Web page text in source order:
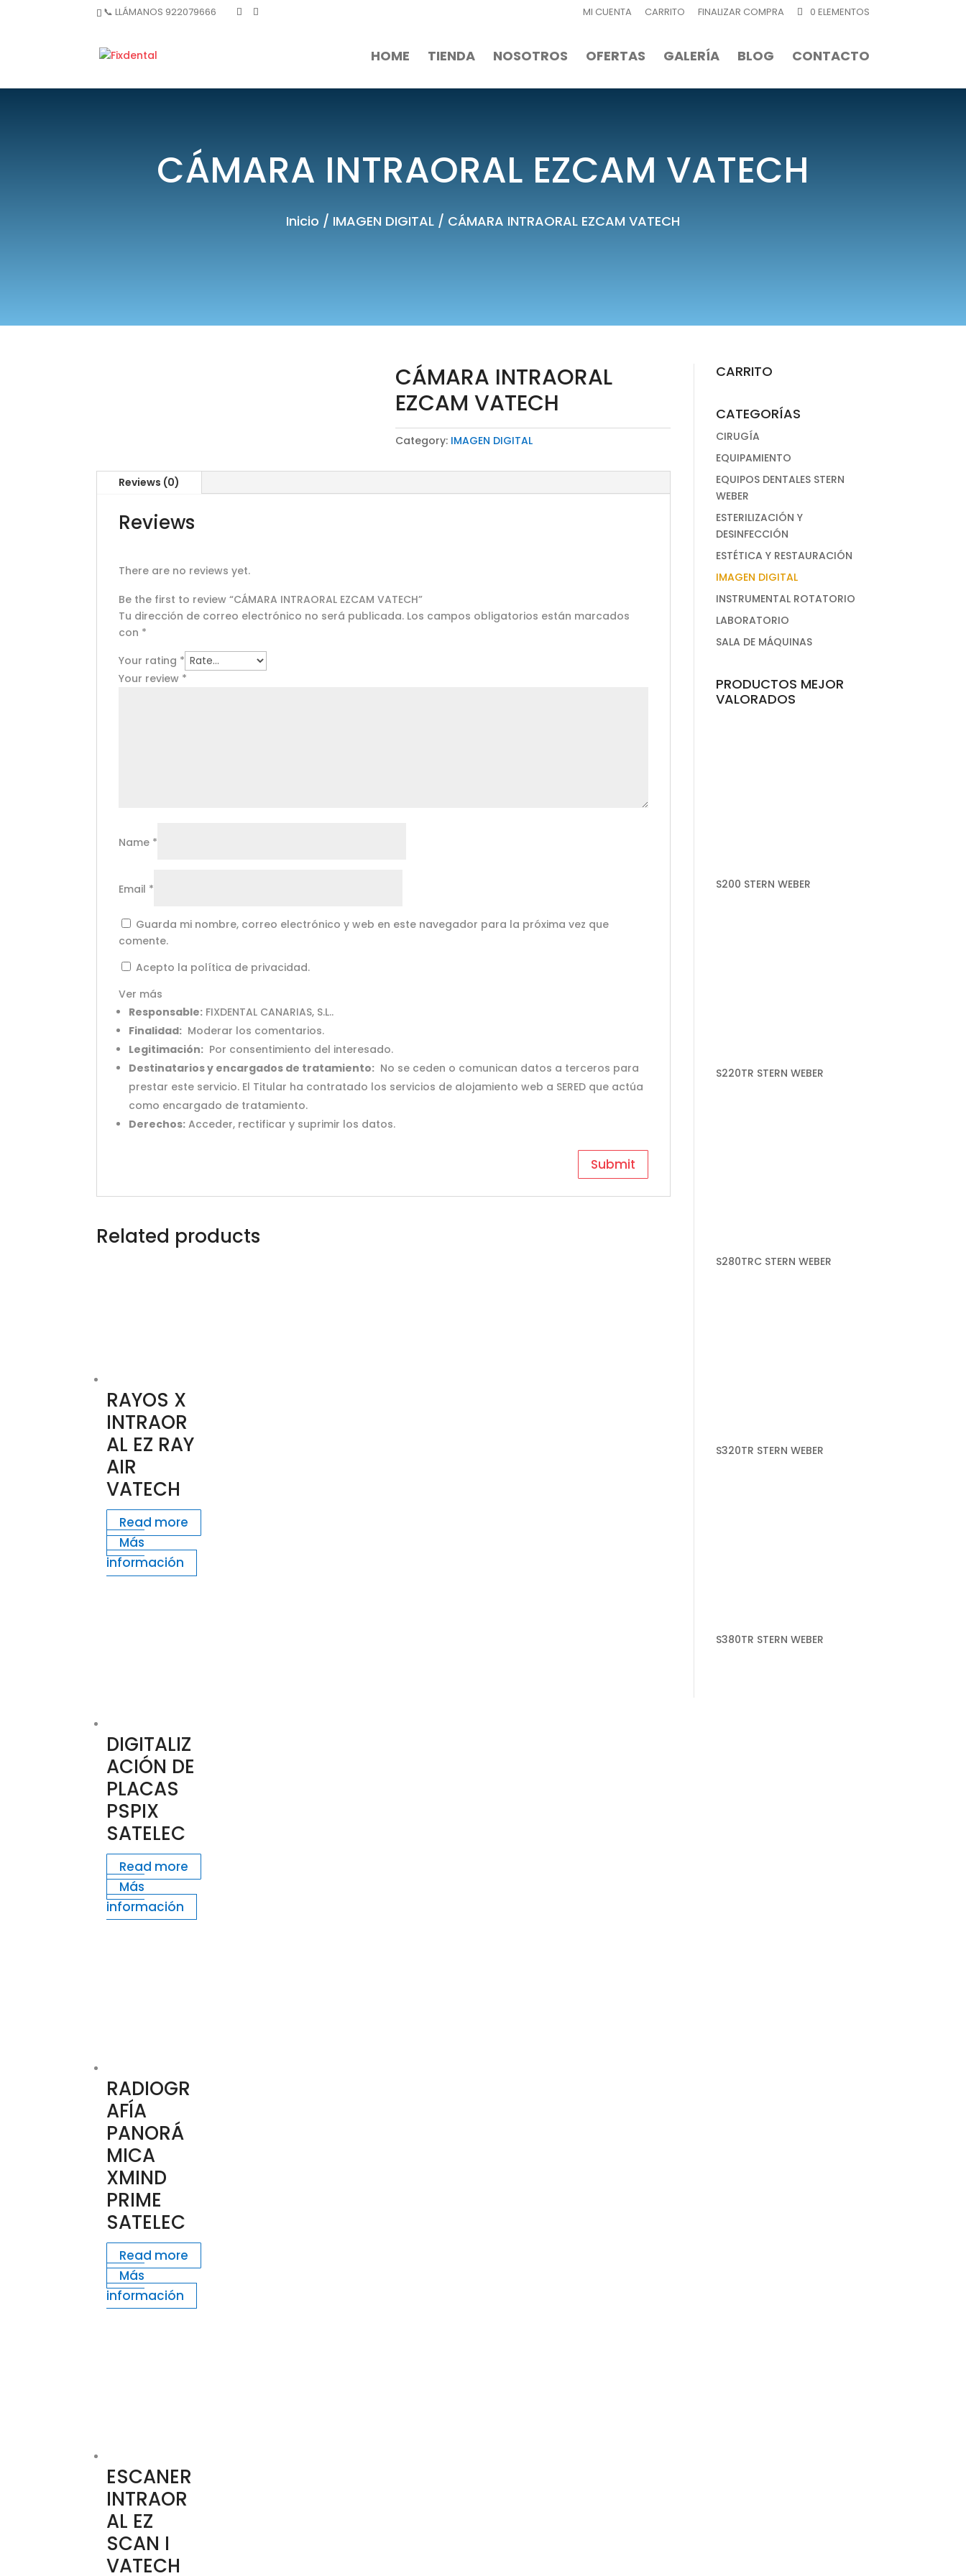
📞 LLÁMANOS 922079666 MI CUENTA CARRITO FINALIZAR COMPRA 0 ELEMENTOS
HOME TIENDA NOSOTROS OFERTAS GALERÍA BLOG CONTACTO
CÁMARA INTRAORAL EZCAM VATECH
Inicio / IMAGEN DIGITAL / CÁMARA INTRAORAL EZCAM VATECH
CÁMARA INTRAORAL
EZCAM VATECH
Category: IMAGEN DIGITAL
Reviews (0)
Reviews
There are no reviews yet.
Be the first to review “CÁMARA INTRAORAL EZCAM VATECH”
Tu dirección de correo electrónico no será publicada. Los campos obligatorios están marcados
con *
Your rating *
Your review *
Name *
Email *
Guarda mi nombre, correo electrónico y web en este navegador para la próxima vez que
comente.
Acepto la política de privacidad.
Ver más
Responsable: FIXDENTAL CANARIAS, S.L..
Finalidad: Moderar los comentarios.
Legitimación: Por consentimiento del interesado.
Destinatarios y encargados de tratamiento: No se ceden o comunican datos a terceros para
prestar este servicio. El Titular ha contratado los servicios de alojamiento web a SERED que actúa
como encargado de tratamiento.
Derechos: Acceder, rectificar y suprimir los datos.
Related products
RAYOS X
INTRAOR
AL EZ RAY
AIR
VATECH
Read more
Más
información
DIGITALIZ
ACIÓN DE
PLACAS
PSPIX
SATELEC
Read more
Más
información
RADIOGR
AFÍA
PANORÁ
MICA
XMIND
PRIME
SATELEC
Read more
Más
información
ESCANER
INTRAOR
AL EZ
SCAN I
VATECH
CARRITO
CATEGORÍAS
CIRUGÍA
EQUIPAMIENTO
EQUIPOS DENTALES STERN
WEBER
ESTERILIZACIÓN Y
DESINFECCIÓN
ESTÉTICA Y RESTAURACIÓN
IMAGEN DIGITAL
INSTRUMENTAL ROTATORIO
LABORATORIO
SALA DE MÁQUINAS
PRODUCTOS MEJOR
VALORADOS
S200 STERN WEBER
S220TR STERN WEBER
S280TRC STERN WEBER
S320TR STERN WEBER
S380TR STERN WEBER